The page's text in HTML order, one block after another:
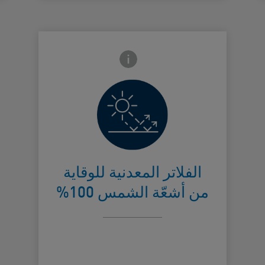
Frontside Info icon
الفلاتر المعدنية للوقاية
من أشعّة الشمس 100%
تعكس أشعّة
الشمس
الضارّة وتشكّل
حاجزاً واقياً
على البشرة